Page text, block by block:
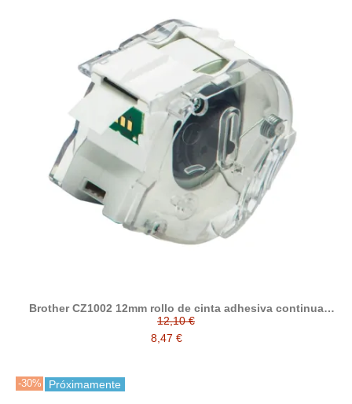
Brother CZ1002 12mm rollo de cinta adhesiva continua
compatible
12,10 €
8,47 €
-30% Próximamente